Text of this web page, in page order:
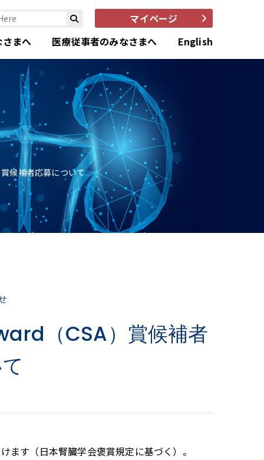
マイページ
まへ
医療従事者のみなさまへ English
候補者応募について
（CSA）賞候補者
す（日本腎臓学会褒賞規定に基づく）。